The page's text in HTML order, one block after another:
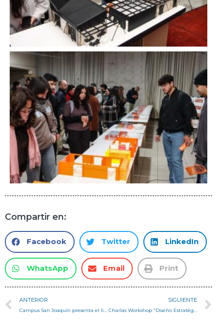
Compartir en:
Facebook Twitter LinkedIn
WhatsApp Email Print
ANTERIOR SIGUIENTE